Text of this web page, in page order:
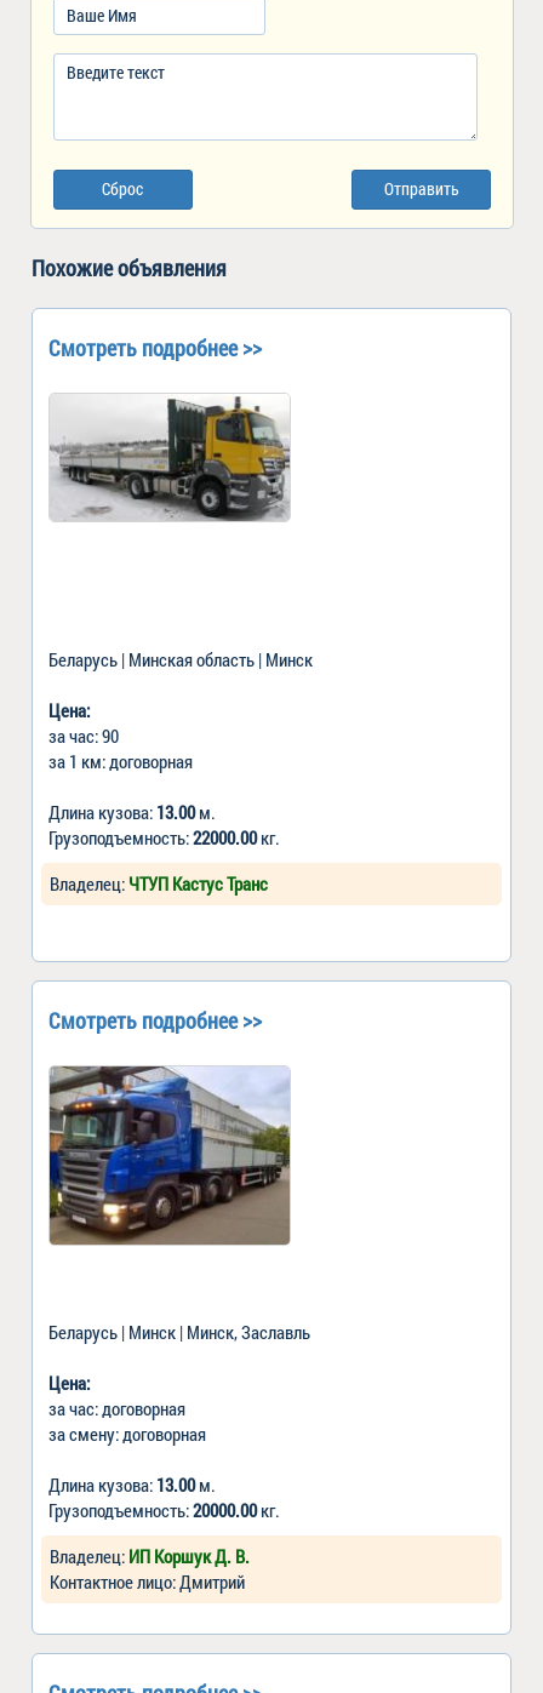
Сброс Отправить
Похожие объявления
Смотреть подробнее >>
Беларусь | Минская область | Минск
Цена:
за час: 90
за 1 км: договорная
Длина кузова: 13.00м.
Грузоподъемность:22000.00кг.
Владелец: ЧТУП Кастус Транс
Смотреть подробнее >>
Беларусь | Минск | Минск, Заславль
Цена:
за час: договорная
за смену: договорная
Длина кузова: 13.00м.
Грузоподъемность:20000.00кг.
Владелец: ИП Коршук Д. В.
Контактное лицо: Дмитрий